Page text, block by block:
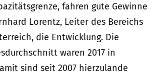
fahren gute Gewinne
Lorentz, Leiter des Bereichs
die Entwicklung. Die
waren 2017 in
sind seit 2007 hierzulande